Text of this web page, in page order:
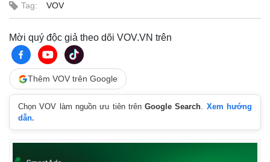
Tag: VOV
Mời quý độc giả theo dõi VOV.VN trên
Thêm VOV trên Google
Chọn VOV làm nguồn ưu tiên trênGoogle Search. Xem hướng
dẫn.